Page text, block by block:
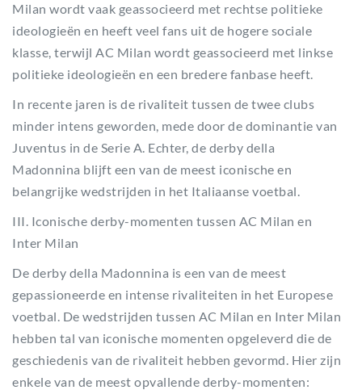
Milan wordt vaak geassocieerd met rechtse politieke
ideologieën en heeft veel fans uit de hogere sociale
klasse, terwijl AC Milan wordt geassocieerd met linkse
politieke ideologieën en een bredere fanbase heeft.
In recente jaren is de rivaliteit tussen de twee clubs
minder intens geworden, mede door de dominantie van
Juventus in de Serie A. Echter, de derby della
Madonnina blijft een van de meest iconische en
belangrijke wedstrijden in het Italiaanse voetbal.
III. Iconische derby-momenten tussen AC Milan en
Inter Milan
De derby della Madonnina is een van de meest
gepassioneerde en intense rivaliteiten in het Europese
voetbal. De wedstrijden tussen AC Milan en Inter Milan
hebben tal van iconische momenten opgeleverd die de
geschiedenis van de rivaliteit hebben gevormd. Hier zijn
enkele van de meest opvallende derby-momenten: